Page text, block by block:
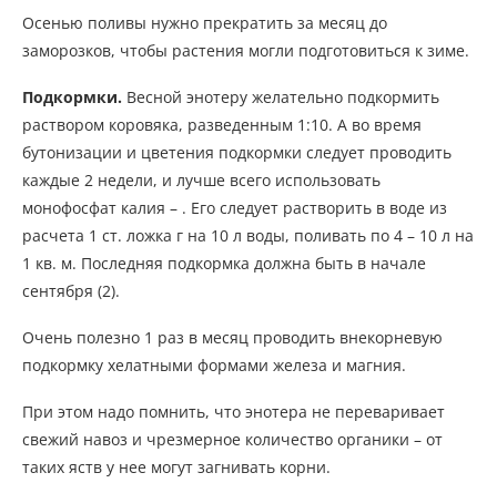
Осенью поливы нужно прекратить за месяц до
заморозков, чтобы растения могли подготовиться к зиме.
Подкормки. Весной энотеру желательно подкормить
раствором коровяка, разведенным 1:10. А во время
бутонизации и цветения подкормки следует проводить
каждые 2 недели, и лучше всего использовать
монофосфат калия – . Его следует растворить в воде из
расчета 1 ст. ложка г на 10 л воды, поливать по 4 – 10 л на
1 кв. м. Последняя подкормка должна быть в начале
сентября (2).
Очень полезно 1 раз в месяц проводить внекорневую
подкормку хелатными формами железа и магния.
При этом надо помнить, что энотера не переваривает
свежий навоз и чрезмерное количество органики – от
таких яств у нее могут загнивать корни.